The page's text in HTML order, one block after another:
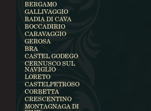
BERGAMO
GALLIVAGGIO
BADIA DI CAVA
BOCCADIRIO
CARAVAGGIO
GEROSA
BRA
CASTEL GODEGO
CERNUSCO SUL
NAVIGLIO
LORETO
CASTELPETROSO
CORBETTA
CRESCENTINO
MONTAGNAGA DI